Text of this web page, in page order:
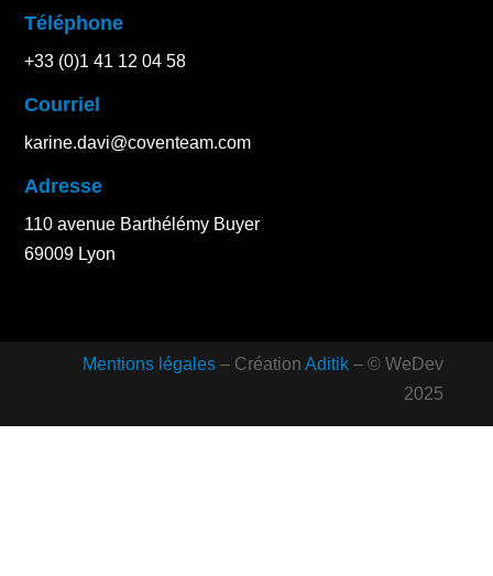
Téléphone
+33 (0)1 41 12 04 58
Courriel
karine.davi@coventeam.com
Adresse
110 avenue Barthélémy Buyer
69009 Lyon
Mentions légales – CréationAditik – © WeDev
2025